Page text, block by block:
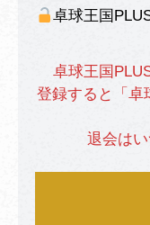
卓球王国
卓球王国
登録すると「卓
退会はい